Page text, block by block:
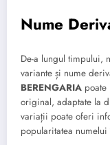
Nume
De-a lungul timpului,
variante și nume
BERENGARIA
original, adaptate la
variații poate oferi
popularitatea